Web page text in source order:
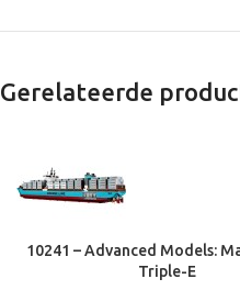
Gerelateerde
10241 – Advanced Models:
Triple-E